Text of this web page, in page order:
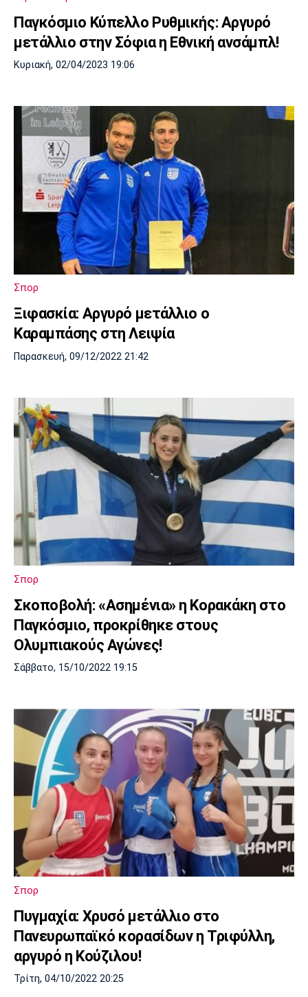
Παγκόσμιο Kύπελλο Ρυθμικής: Αργυρό
μετάλλιο στην Σόφια η Εθνική ανσάμπλ!
Κυριακή, 02/04/2023 19:06
Σπορ
Ξιφασκία: Αργυρό μετάλλιο ο
Καραμπάσης στη Λειψία
Παρασκευή, 09/12/2022 21:42
Σπορ
Σκοποβολή: «Ασημένια» η Κορακάκη στο
Παγκόσμιο, προκρίθηκε στους
Ολυμπιακούς Αγώνες!
Σάββατο, 15/10/2022 19:15
Σπορ
Πυγμαχία: Χρυσό μετάλλιο στο
Πανευρωπαϊκό κορασίδων η Τριφύλλη,
αργυρό η Κούζιλου!
Τρίτη, 04/10/2022 20:25